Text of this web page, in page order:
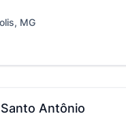
MG
Antônio